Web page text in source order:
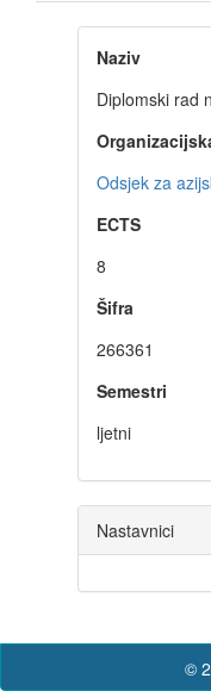
Naziv
Diplomski rad
Odsjek za
ECTS
8
Šifra
266361
Semestri
ljetni
Nastavnici
©